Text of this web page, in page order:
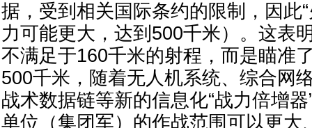
据，受到相关国际条约的限制，因此
力可能更大，达到500千米）。这表
不满足于160千米的射程，而是瞄准
500千米，随着无人机系统、综合网
战术数据链等新的信息化“战力倍增
单位（集团军）的作战范围可以更大